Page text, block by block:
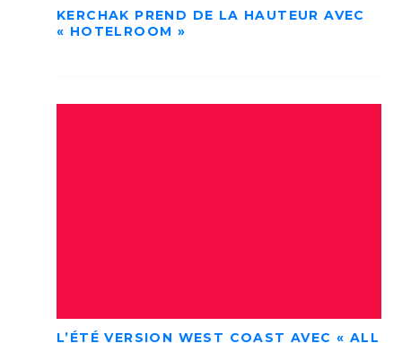
KERCHAK PREND DE LA HAUTEUR AVEC
« HOTELROOM »
L’ÉTÉ VERSION WEST COAST AVEC « ALL